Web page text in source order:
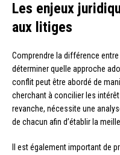
Les enjeux
aux litiges
Comprendre la différence
déterminer quelle approche
conflit peut être abordé de
cherchant à concilier les
revanche, nécessite une
de chacun afin d’établir la
Il est également important de